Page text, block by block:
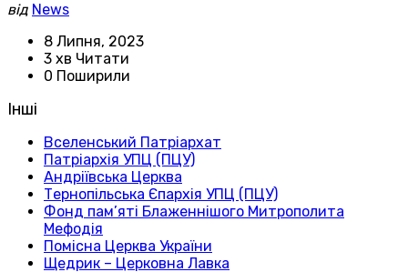
від News
8 Липня, 2023
3 хв Читати
0 Поширили
Інші
Вселенський Патріархат
Патріархія УПЦ (ПЦУ)
Андріївська Церква
Тернопільська Єпархія УПЦ (ПЦУ)
Фонд пам’яті Блаженнішого Митрополита
Мефодія
Помісна Церква України
Щедрик – Церковна Лавка